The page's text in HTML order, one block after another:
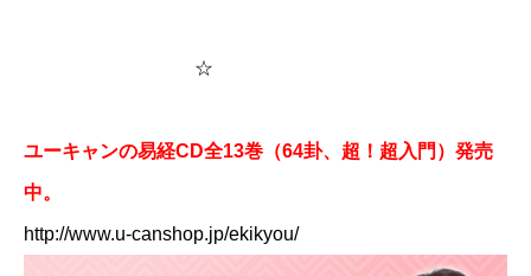
☆
ユーキャンの易経CD全13巻（64卦、超！超入門）発売
中。
http://www.u-canshop.jp/ekikyou/​